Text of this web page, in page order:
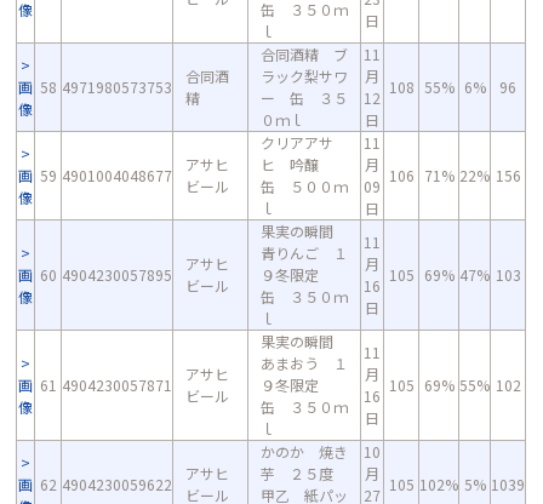
像
缶 ３５０ｍ
ｌ
日
画
像
58 4971980573753
合同酒
精
合同酒精 ブ
ラック梨サワ
ー 缶 ３５
０ｍｌ
11
月
12
日
108 55% 6% 96
画
像
59 4901004048677
アサヒ
ビール
クリアアサ
ヒ 吟醸
缶 ５００ｍ
ｌ
11
月
09
日
106 71% 22% 156
画
像
60 4904230057895
アサヒ
ビール
果実の瞬間
青りんご １
９冬限定
缶 ３５０ｍ
ｌ
11
月
16
日
105 69% 47% 103
画
像
61 4904230057871
アサヒ
ビール
果実の瞬間
あまおう １
９冬限定
缶 ３５０ｍ
ｌ
11
月
16
日
105 69% 55% 102
画 62 4904230059622
アサヒ
ビール
かのか 焼き
芋 ２５度
甲乙 紙パッ
10
月
27
105 102% 5% 1039